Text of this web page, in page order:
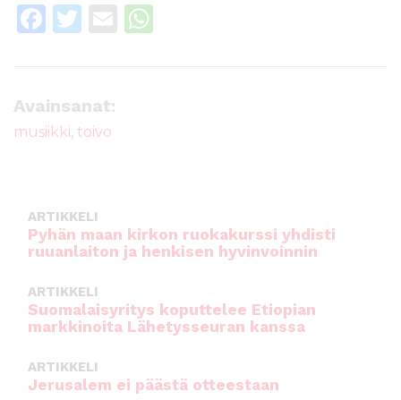
F
e
b
k
T
te
r
E
Avainsanat:
musiikki, toivo
ARTIKKELI
Pyhän maan kirkon ruokakurssi yhdisti
ruuanlaiton ja henkisen hyvinvoinnin
ARTIKKELI
Suomalaisyritys koputtelee Etiopian
markkinoita Lähetysseuran kanssa
ARTIKKELI
Jerusalem ei päästä otteestaan